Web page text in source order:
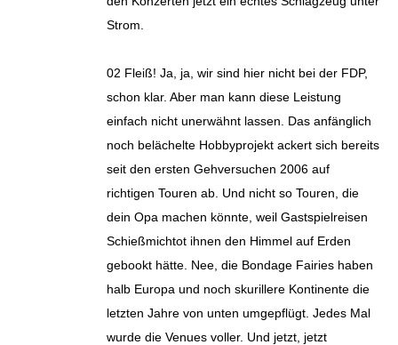
Strom.
02 Fleiß! Ja, ja, wir sind hier nicht bei der FDP,
schon klar. Aber man kann diese Leistung
einfach nicht unerwähnt lassen. Das anfänglich
noch belächelte Hobbyprojekt ackert sich bereits
seit den ersten Gehversuchen 2006 auf
richtigen Touren ab. Und nicht so Touren, die
dein Opa machen könnte, weil Gastspielreisen
Schießmichtot ihnen den Himmel auf Erden
gebookt hätte. Nee, die Bondage Fairies haben
halb Europa und noch skurillere Kontinente die
letzten Jahre von unten umgepflügt. Jedes Mal
wurde die Venues voller. Und jetzt, jetzt